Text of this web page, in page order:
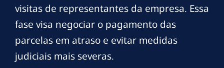
visitas de representantes da empresa. Essa
fase visa negociar o pagamento das
parcelas em atraso e evitar medidas
judiciais mais severas.